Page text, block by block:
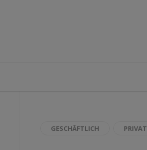
GESCHÄFTLICH PRIVAT